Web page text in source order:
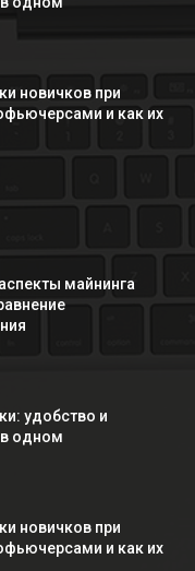
новичков при
и как их
майнинга
удобство и
одном
новичков при
и как их